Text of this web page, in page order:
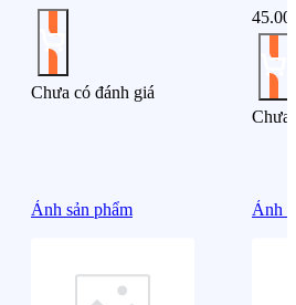
Chưa có đánh giá
Chưa
Ảnh sản phẩm Ảnh